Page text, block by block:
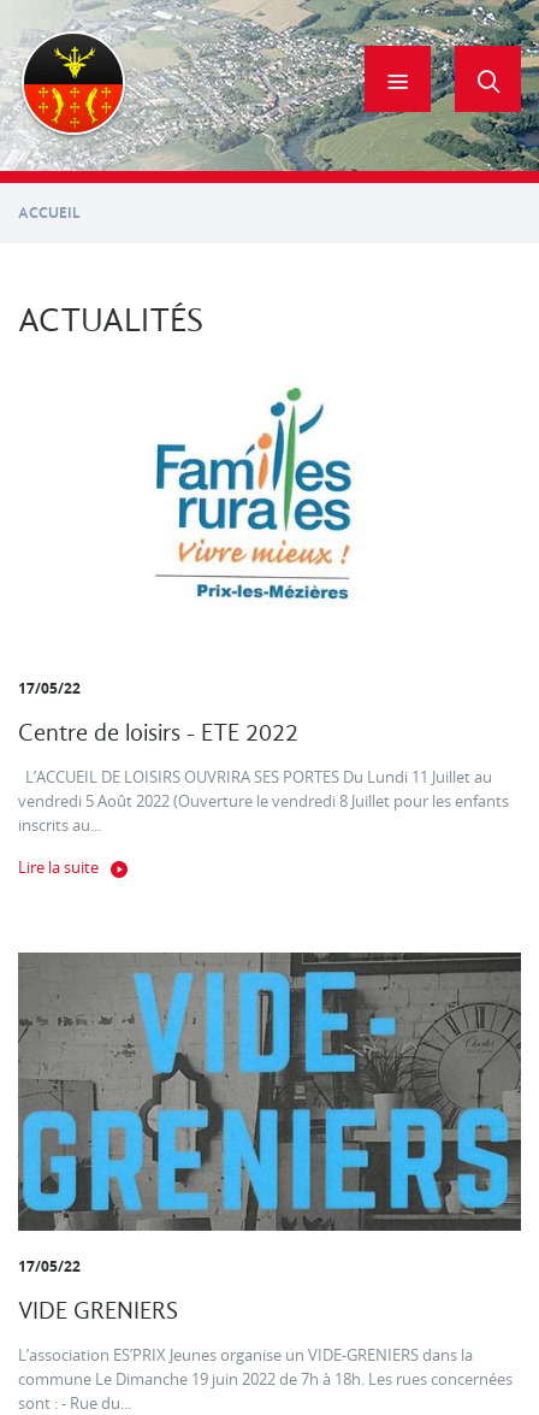
contenu
principal
ACCUEIL
ACTUALITÉS
17/05/22
Centre de loisirs - ETE 2022
L’ACCUEIL DE LOISIRS OUVRIRA SES PORTES Du Lundi 11 Juillet au
vendredi 5 Août 2022 (Ouverture le vendredi 8 Juillet pour les enfants
inscrits au...
Lire la suite
17/05/22
VIDE GRENIERS
L’association ES’PRIX Jeunes organise un VIDE-GRENIERS dans la
commune Le Dimanche 19 juin 2022 de 7h à 18h. Les rues concernées
sont : - Rue du...